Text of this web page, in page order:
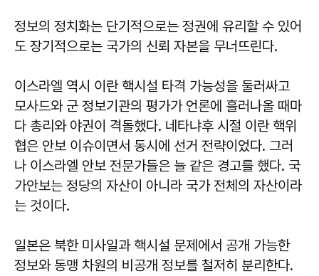
정보의 정치화는 단기적으로는 정권에 유리할 수 있어
도 장기적으로는 국가의 신뢰 자본을 무너뜨린다.
이스라엘 역시 이란 핵시설 타격 가능성을 둘러싸고
모사드와 군 정보기관의 평가가 언론에 흘러나올 때마
다 총리와 야권이 격돌했다. 네타냐후 시절 이란 핵위
협은 안보 이슈이면서 동시에 선거 전략이었다. 그러
나 이스라엘 안보 전문가들은 늘 같은 경고를 했다. 국
가안보는 정당의 자산이 아니라 국가 전체의 자산이라
는 것이다.
일본은 북한 미사일과 핵시설 문제에서 공개 가능한
정보와 동맹 차원의 비공개 정보를 철저히 분리한다.